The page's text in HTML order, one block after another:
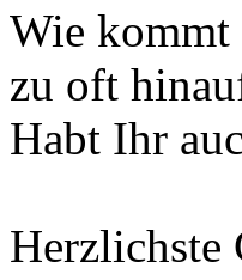
Wie kommt
zu oft
Habt Ihr
Herzlichste